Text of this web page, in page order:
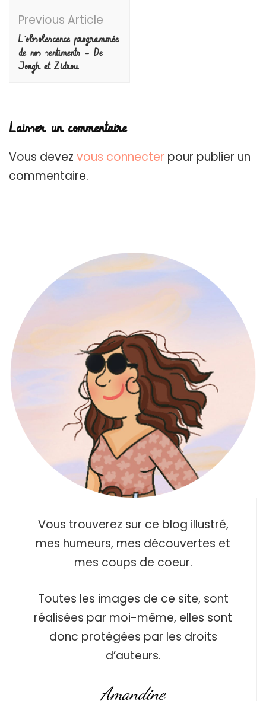
Navigation
Previous Article
L’obsolescence programmée
de nos sentiments – De
Jongh et Zidrou
Laisser un commentaire
Vous devez vous connecter pour publier un
commentaire.
Vous trouverez sur ce blog illustré,
mes humeurs, mes découvertes et
mes coups de coeur.
Toutes les images de ce site, sont
réalisées par moi-même, elles sont
donc protégées par les droits
d’auteurs.
Amandine